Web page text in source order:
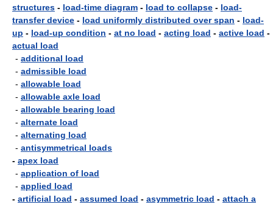
structures - load-time diagram - load to collapse - load-
transfer device - load uniformly distributed over span - load-
up - load-up condition - at no load - acting load - active load -
actual load
- additional load
- admissible load
- allowable load
- allowable axle load
- allowable bearing load
- alternate load
- alternating load
- antisymmetrical loads
- apex load
- application of load
- applied load
- artificial load - assumed load - asymmetric load - attach a